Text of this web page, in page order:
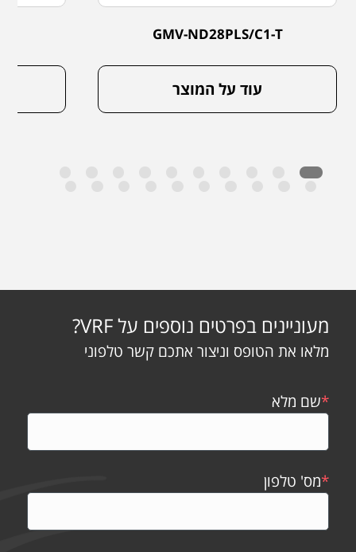
GMV-ND28PLS/C1-T
עוד על המוצר
מעוניינים בפרטים נוספים על VRF?
מלאו את הטופס וניצור אתכם קשר טלפוני
*שם מלא
*מס' טלפון